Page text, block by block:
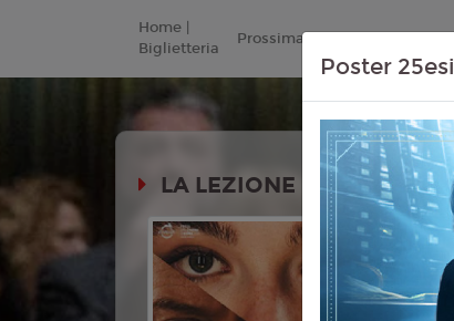
Home |
Biglietteria
Prossimamente Listino
LA LEZIONE
Poster